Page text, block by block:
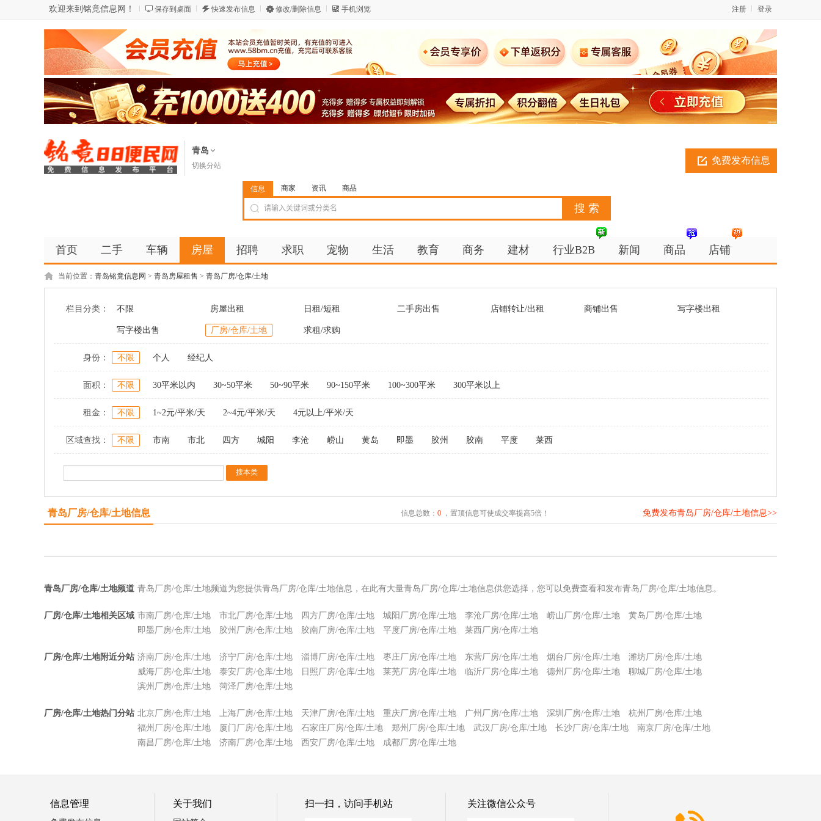
欢迎来到铭竟信息网！ 保存到桌面 快速发布信息 修改/删除信息 手机浏览 登录
注册
青岛
切换分站 免费发布信息
信息 商家 资讯 商品
首页 二手 车辆 房屋 招聘 求职 宠物 生活 教育 商务 建材 行业B2B 新闻 商品 店铺
当前位置： 青岛铭竟信息网 > 青岛房屋租售 > 青岛厂房/仓库/土地
栏目分类： 不限 房屋出租 日租/短租 二手房出售 店铺转让/出租 商铺出售 写字楼出租
写字楼出售 厂房/仓库/土地 求租/求购
身份： 不限 个人 经纪人
面积： 不限 30平米以内 30~50平米 50~90平米 90~150平米 100~300平米 300平米以上
租金： 不限 1~2元/平米/天 2~4元/平米/天 4元以上/平米/天
区域查找： 不限 市南 市北 四方 城阳 李沧 崂山 黄岛 即墨 胶州 胶南 平度 莱西
青岛厂房/仓库/土地信息 信息总数： 0，置顶信息可使成交率提高5倍！ 免费发布青岛厂房/仓库/土地信息>>
青岛厂房/仓库/土地频道 青岛厂房/仓库/土地频道为您提供青岛厂房/仓库/土地信息，在此有大量青岛厂房/仓库/土地信息供您选择，您可以免费查看和发布青岛厂房/仓库/土地信息。
厂房/仓库/土地相关区域 市南厂房/仓库/土地 市北厂房/仓库/土地 四方厂房/仓库/土地 城阳厂房/仓库/土地 李沧厂房/仓库/土地 崂山厂房/仓库/土地
黄岛厂房/仓库/土地
即墨厂房/仓库/土地
胶州厂房/仓库/土地 胶南厂房/仓库/土地 平度厂房/仓库/土地 莱西厂房/仓库/土地
厂房/仓库/土地附近分站 济南厂房/仓库/土地 济宁厂房/仓库/土地 淄博厂房/仓库/土地 枣庄厂房/仓库/土地 东营厂房/仓库/土地 烟台厂房/仓库/土地
潍坊厂房/仓库/土地
威海厂房/仓库/土地
泰安厂房/仓库/土地 日照厂房/仓库/土地 莱芜厂房/仓库/土地 临沂厂房/仓库/土地 德州厂房/仓库/土地
聊城厂房/仓库/土地
滨州厂房/仓库/土地
菏泽厂房/仓库/土地
厂房/仓库/土地热门分站 北京厂房/仓库/土地 上海厂房/仓库/土地 天津厂房/仓库/土地 重庆厂房/仓库/土地 广州厂房/仓库/土地 深圳厂房/仓库/土地
杭州厂房/仓库/土地
福州厂房/仓库/土地
厦门厂房/仓库/土地 石家庄厂房/仓库/土地 郑州厂房/仓库/土地 武汉厂房/仓库/土地 长沙厂房/仓库/土地
南京厂房/仓库/土地
南昌厂房/仓库/土地
济南厂房/仓库/土地 西安厂房/仓库/土地 成都厂房/仓库/土地
信息管理 关于我们 扫一扫，访问手机站 关注微信公众号